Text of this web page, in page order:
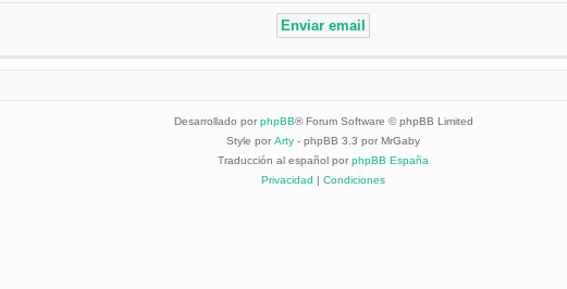
Desarrollado por phpBB® Forum Software © phpBB Limited
Style por Arty - phpBB 3.3 por MrGaby
Traducción al español por phpBB España
Privacidad | Condiciones